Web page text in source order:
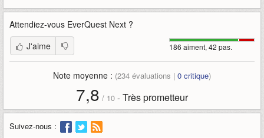
Attendiez-vous EverQuest Next ?
186 aiment, 42 pas.
J'aime
Note moyenne : (234 évaluations | 0 critique)
7,8 / 10 - Très prometteur
Suivez-nous :